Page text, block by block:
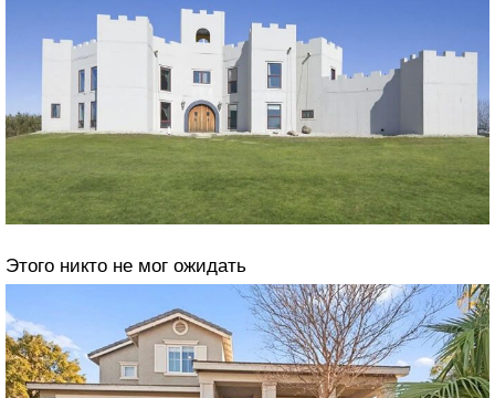
Этого никто не мог ожидать